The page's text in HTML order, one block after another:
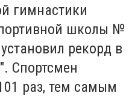
гимнастики
школы №
рекорд в
Спортсмен
раз, тем самым